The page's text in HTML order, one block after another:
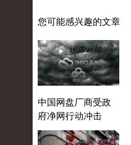
您可能感兴趣的文章
中国网盘厂商受政
府净网行动冲击